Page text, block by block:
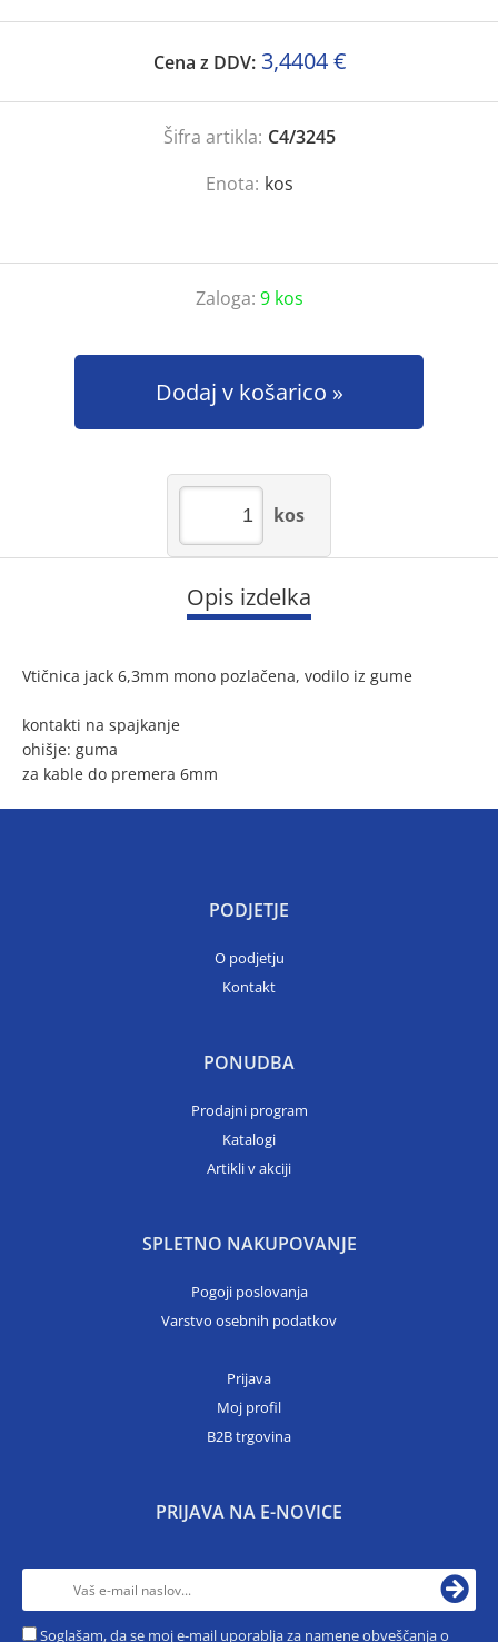
Cena z DDV: 3,4404 €
Šifra artikla: C4/3245
Enota: kos
Zaloga: 9 kos
Dodaj v košarico
kos
Opis izdelka
Vtičnica jack 6,3mm mono pozlačena, vodilo iz gume
kontakti na spajkanje
ohišje: guma
za kable do premera 6mm
PODJETJE
O podjetju
Kontakt
PONUDBA
Prodajni program
Katalogi
Artikli v akciji
SPLETNO NAKUPOVANJE
Pogoji poslovanja
Varstvo osebnih podatkov
Prijava
Moj profil
B2B trgovina
PRIJAVA NA E-NOVICE
Soglašam, da se moj e-mail uporablja za namene obveščanja o